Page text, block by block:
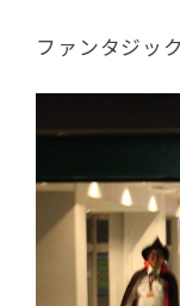
ファンタジッ